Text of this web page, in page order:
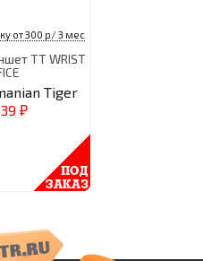
от 300 р/ 3 мес
TT WRIST
Tiger
₽